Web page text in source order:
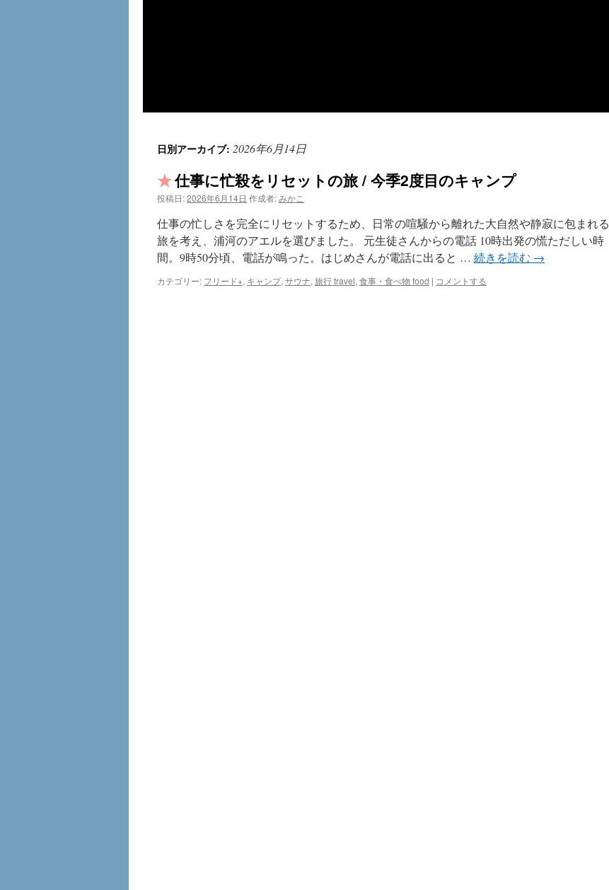
日別アーカイブ: 2026年6月14日
仕事に忙殺をリセットの旅 / 今季2度目のキャンプ
投稿日:2026年6月14日 作成者:みかこ
仕事の忙しさを完全にリセットするため、日常の喧騒から離れた大自然や静寂に包まれる
旅を考え、浦河のアエルを選びました。 元生徒さんからの電話 10時出発の慌ただしい時
間。9時50分頃、電話が鳴った。はじめさんが電話に出ると … 続きを読む →
カテゴリー: フリード+, キャンプ, サウナ, 旅行 travel, 食事・食べ物 food | コメントする